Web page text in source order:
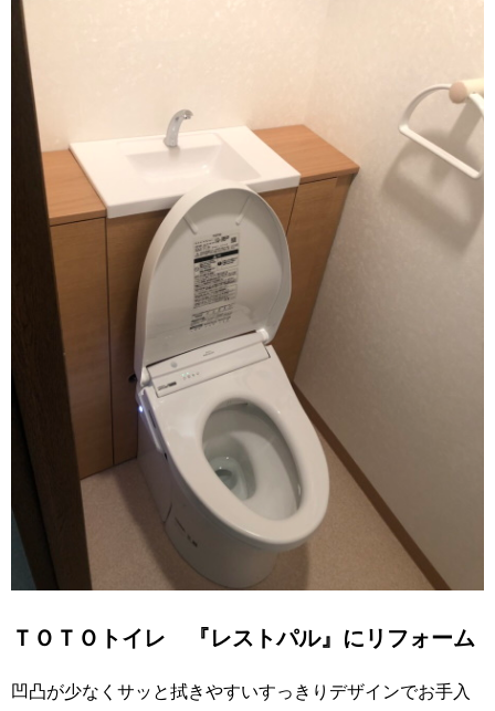
ＴＯＴＯトイレ 『レストパル』にリフォーム
凹凸が少なくサッと拭きやすいすっきりデザインでお手入